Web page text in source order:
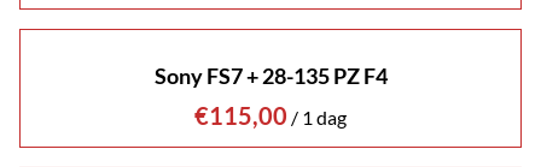
Sony FS7 + 28-135 PZ F4
/